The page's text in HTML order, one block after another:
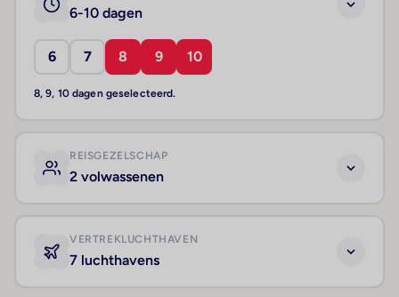
6-10 dagen
6 7 8 9 10
8, 9, 10 dagen geselecteerd.
REISGEZELSCHAP
2 volwassenen
VERTREKLUCHTHAVEN
7 luchthavens